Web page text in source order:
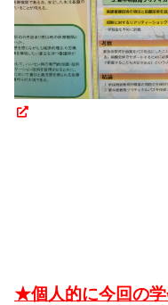
★個人的に今回の